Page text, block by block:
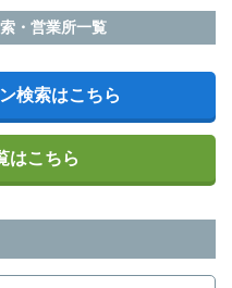
・営業所一覧
検索はこちら
はこちら